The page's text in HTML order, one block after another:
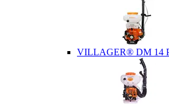
VILLAGER® DM 14